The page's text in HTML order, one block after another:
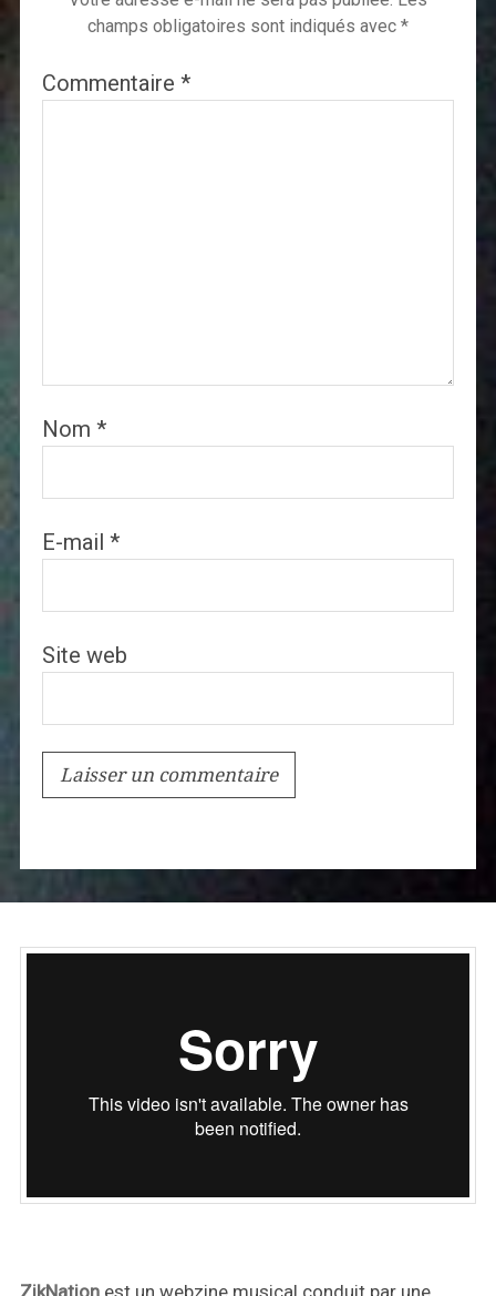
champs obligatoires sont indiqués avec *
Commentaire *
Nom *
E-mail *
Site web
ZikNationest un webzine musical conduit par une